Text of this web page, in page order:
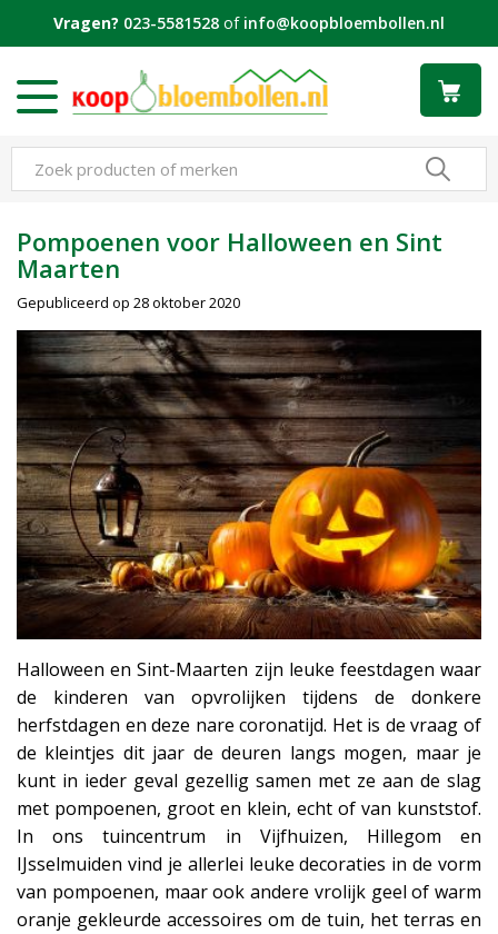
Vragen? 023-5581528 of info@koopbloembollen.nl
Pompoenen voor Halloween en Sint
Maarten
Gepubliceerd op 28 oktober 2020
Halloween en Sint-Maarten zijn leuke feestdagen waar
de kinderen van opvrolijken tijdens de donkere
herfstdagen en deze nare coronatijd. Het is de vraag of
de kleintjes dit jaar de deuren langs mogen, maar je
kunt in ieder geval gezellig samen met ze aan de slag
met pompoenen, groot en klein, echt of van kunststof.
In ons tuincentrum in Vijfhuizen, Hillegom en
IJsselmuiden vind je allerlei leuke decoraties in de vorm
van pompoenen, maar ook andere vrolijk geel of warm
oranje gekleurde accessoires om de tuin, het terras en